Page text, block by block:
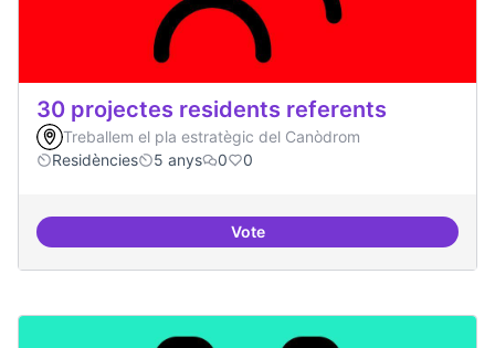
30 projectes residents referents
Treballem el pla estratègic del Canòdrom
Residències
5 anys 0 0
Vote30 projectes residents referents